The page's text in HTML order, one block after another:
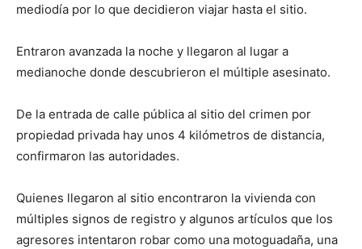
mediodía por lo que decidieron viajar hasta el sitio.
Entraron avanzada la noche y llegaron al lugar a
medianoche donde descubrieron el múltiple asesinato.
De la entrada de calle pública al sitio del crimen por
propiedad privada hay unos 4 kilómetros de distancia,
confirmaron las autoridades.
Quienes llegaron al sitio encontraron la vivienda con
múltiples signos de registro y algunos artículos que los
agresores intentaron robar como una motoguadaña, una